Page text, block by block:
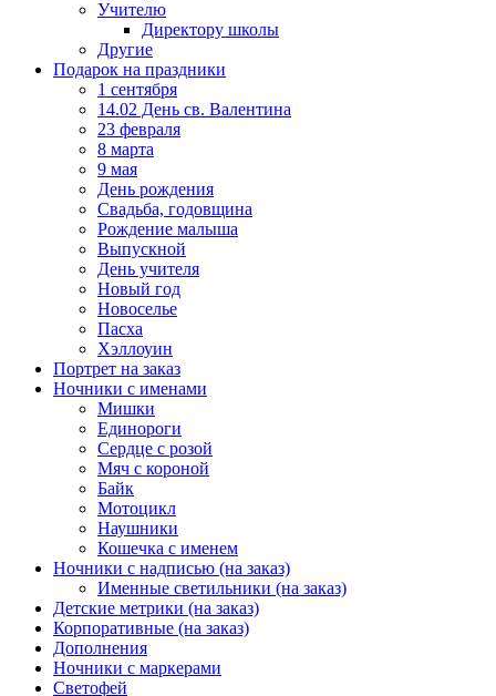
Учителю
Директору школы
Другие
Подарок на праздники
1 сентября
14.02 День св. Валентина
23 февраля
8 марта
9 мая
День рождения
Свадьба, годовщина
Рождение малыша
Выпускной
День учителя
Новый год
Новоселье
Пасха
Хэллоуин
Портрет на заказ
Ночники с именами
Мишки
Единороги
Сердце с розой
Мяч с короной
Байк
Мотоцикл
Наушники
Кошечка с именем
Ночники с надписью (на заказ)
Именные светильники (на заказ)
Детские метрики (на заказ)
Корпоративные (на заказ)
Дополнения
Ночники с маркерами
Светофей